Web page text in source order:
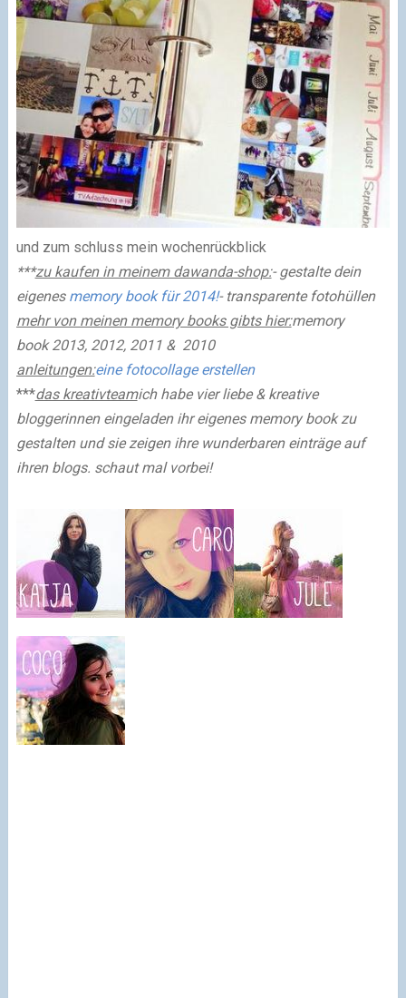
und zum schluss mein wochenrückblick
***zu kaufen in meinem dawanda-shop:- gestalte dein
eigenes memory book für 2014!- transparente fotohüllen
mehr von meinen memory books gibts hier:memory
book 2013, 2012, 2011 & 2010
anleitungen:eine fotocollage erstellen
***das kreativteamich habe vier liebe & kreative
bloggerinnen eingeladen ihr eigenes memory book zu
gestalten und sie zeigen ihre wunderbaren einträge auf
ihren blogs. schaut mal vorbei!